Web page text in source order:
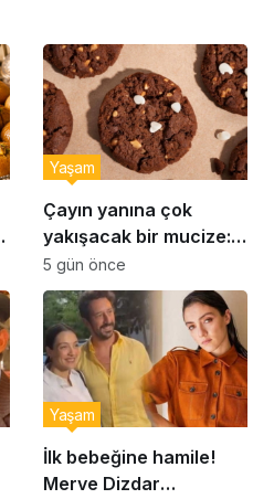
Çayın yanına çok
yakışacak bir mucize:
Brownie tadında ıslak
kurabiye tarifi…
Yaşam
5 gün önce
İlk bebeğine hamile!
Merve Dizdar
Yaşam